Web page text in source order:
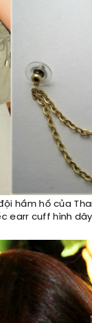
hầm hố của
earr cuff hình